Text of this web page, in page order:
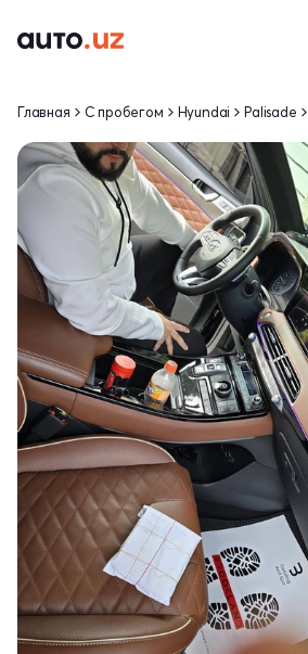
Главная С пробегом Hyundai Palisade